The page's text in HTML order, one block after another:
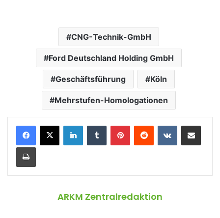
CNG-Technik-GmbH
Ford Deutschland Holding GmbH
Geschäftsführung Köln
Mehrstufen-Homologationen
ARKM Zentralredaktion